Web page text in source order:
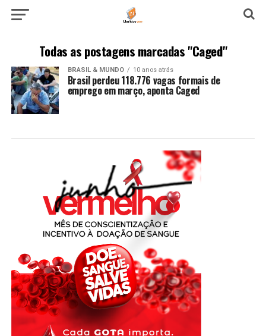
Todas as postagens marcadas "Caged"
BRASIL & MUNDO 10 anos atrás
Brasil perdeu 118.776 vagas formais de
emprego em março, aponta Caged